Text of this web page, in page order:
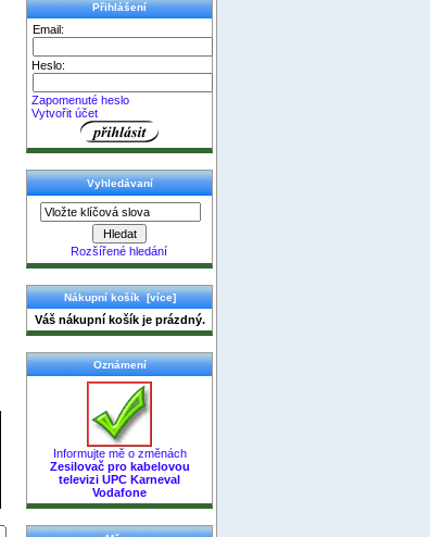
Přihlášení
Email:
Heslo:
Zapomenuté heslo
Vytvořit účet
Vyhledávaní
Rozšířené hledání
Nákupní košík [více]
Váš nákupní košík je prázdný.
Oznámení
Informujte mě o změnách
Zesilovač pro kabelovou
televizi UPC Karneval
Vodafone